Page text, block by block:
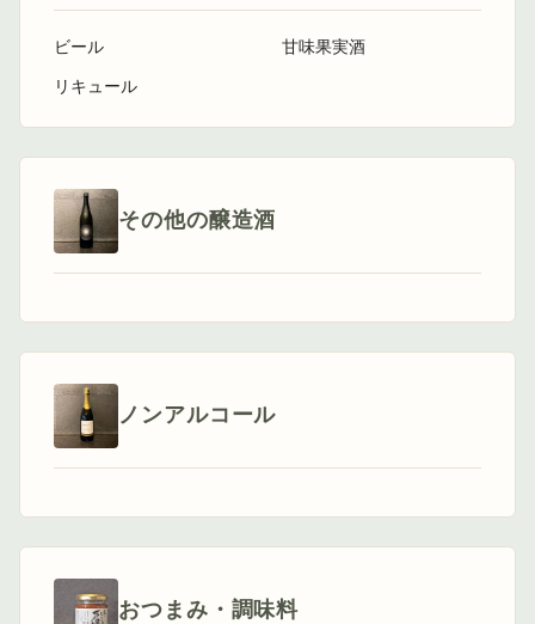
ビール
リキュール
甘味果実酒
その他の醸造酒
ノンアルコール
おつまみ・調味料